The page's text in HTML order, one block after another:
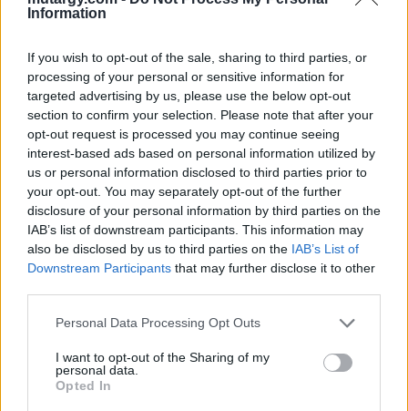
Information
If you wish to opt-out of the sale, sharing to third parties, or
processing of your personal or sensitive information for
targeted advertising by us, please use the below opt-out
section to confirm your selection. Please note that after your
opt-out request is processed you may continue seeing
interest-based ads based on personal information utilized by
us or personal information disclosed to third parties prior to
your opt-out. You may separately opt-out of the further
disclosure of your personal information by third parties on the
IAB’s list of downstream participants. This information may
also be disclosed by us to third parties on the IAB’s List of
Downstream Participants that may further disclose it to other
Personal Data Processing Opt Outs
I want to opt-out of the Sharing of my
personal data.
Opted In
Nagy fa, 2017
farost, olaj, jbl, 84,5 x 84,5
cm
Kikiáltási ár:110 000Ft
Aukció:
139.aukció - festmény,
grafika, műtárgy
Aukció időpontja: 2018-09-
05 18:00
MEGTEKINTEM
vászon, olaj, jbl, 64 x 53 cm
Kikiáltási ár:80 000Ft
Aukció:
139.aukció - festmény,
grafika, műtárgy
Aukció időpontja: 2018-09-
05 18:00
MEGTEKINTEM